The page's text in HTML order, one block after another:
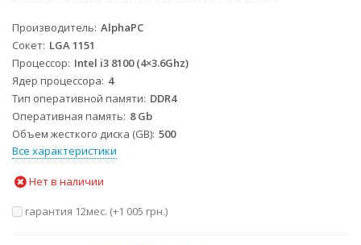
Производитель AlphaPC
Сокет LGA 1151
Процессор Intel i3 8100 (4×3.6Ghz)
Ядер процессора 4
Тип оперативной памяти DDR4
Оперативная память 8 Gb
Объем жесткого диска (GB) 500
Все характеристики
Нет в наличии
гарантия 12мес. (+1 005 грн.)